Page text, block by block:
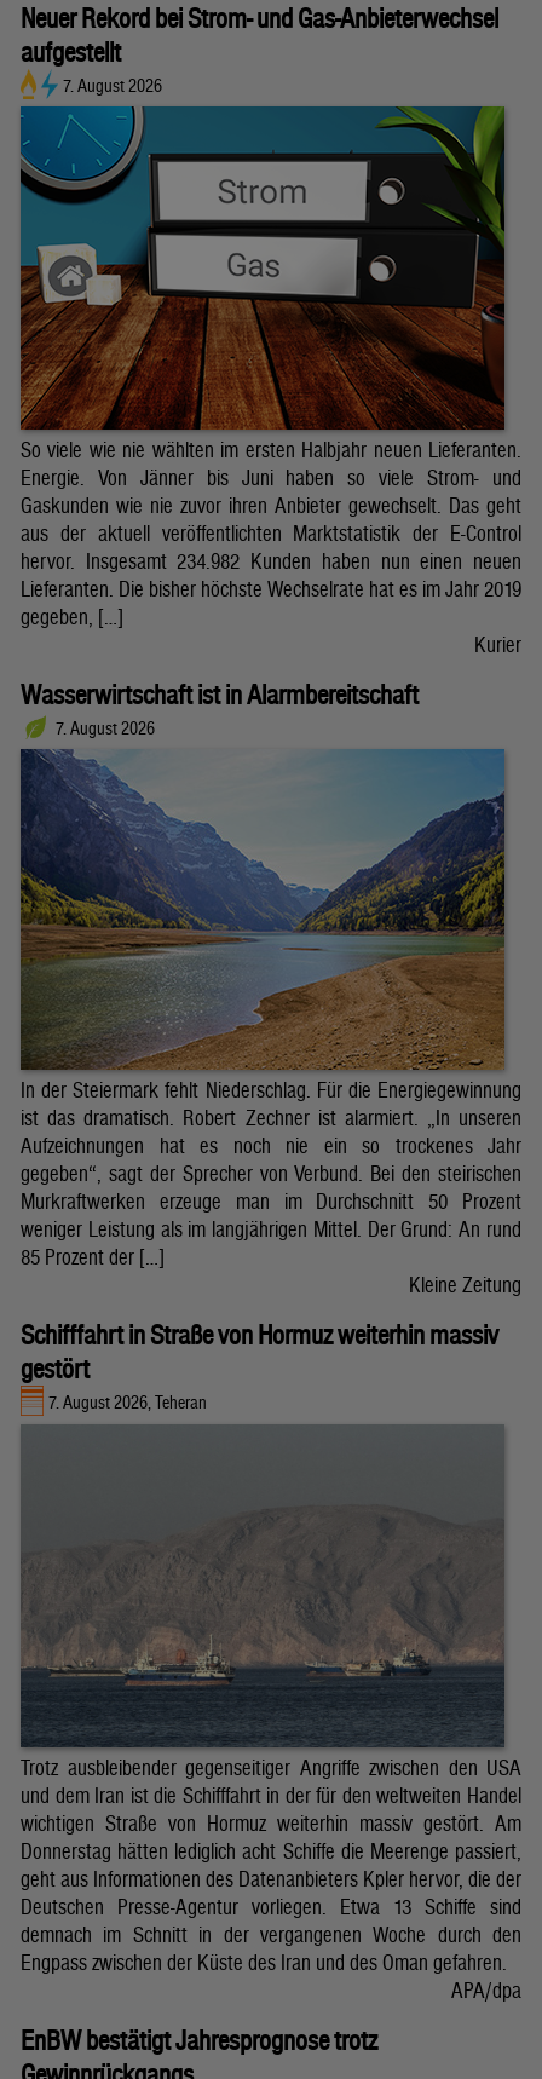
Neuer Rekord bei Strom- und Gas-Anbieterwechsel
aufgestellt
7. August 2026
So viele wie nie wählten im ersten Halbjahr neuen Lieferanten.
Energie. Von Jänner bis Juni haben so viele Strom- und
Gaskunden wie nie zuvor ihren Anbieter gewechselt. Das geht
aus der aktuell veröffentlichten Marktstatistik der E-Control
hervor. Insgesamt 234.982 Kunden haben nun einen neuen
Lieferanten. Die bisher höchste Wechselrate hat es im Jahr 2019
gegeben, […]
Kurier
Wasserwirtschaft ist in Alarmbereitschaft
7. August 2026
In der Steiermark fehlt Niederschlag. Für die Energiegewinnung
ist das dramatisch. Robert Zechner ist alarmiert. „In unseren
Aufzeichnungen hat es noch nie ein so trockenes Jahr
gegeben“, sagt der Sprecher von Verbund. Bei den steirischen
Murkraftwerken erzeuge man im Durchschnitt 50 Prozent
weniger Leistung als im langjährigen Mittel. Der Grund: An rund
85 Prozent der […]
Kleine Zeitung
Schifffahrt in Straße von Hormuz weiterhin massiv
gestört
7. August 2026, Teheran
Trotz ausbleibender gegenseitiger Angriffe zwischen den USA
und dem Iran ist die Schifffahrt in der für den weltweiten Handel
wichtigen Straße von Hormuz weiterhin massiv gestört. Am
Donnerstag hätten lediglich acht Schiffe die Meerenge passiert,
geht aus Informationen des Datenanbieters Kpler hervor, die der
Deutschen Presse-Agentur vorliegen. Etwa 13 Schiffe sind
demnach im Schnitt in der vergangenen Woche durch den
Engpass zwischen der Küste des Iran und des Oman gefahren.
APA/dpa
EnBW bestätigt Jahresprognose trotz